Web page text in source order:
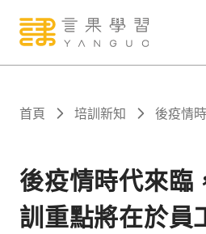
關於
課程
首頁 培訓新知
後疫情
後疫情時代來臨
訓重點將在於員